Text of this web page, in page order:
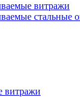
витражи
стальные
витражи